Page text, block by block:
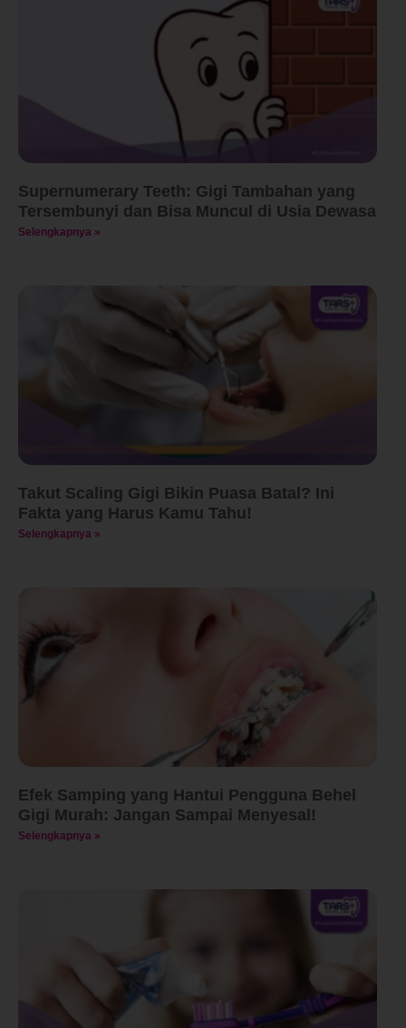
Supernumerary Teeth: Gigi Tambahan yang
Tersembunyi dan Bisa Muncul di Usia Dewasa
Selengkapnya »
Takut Scaling Gigi Bikin Puasa Batal? Ini
Fakta yang Harus Kamu Tahu!
Selengkapnya »
Efek Samping yang Hantui Pengguna Behel
Gigi Murah: Jangan Sampai Menyesal!
Selengkapnya »